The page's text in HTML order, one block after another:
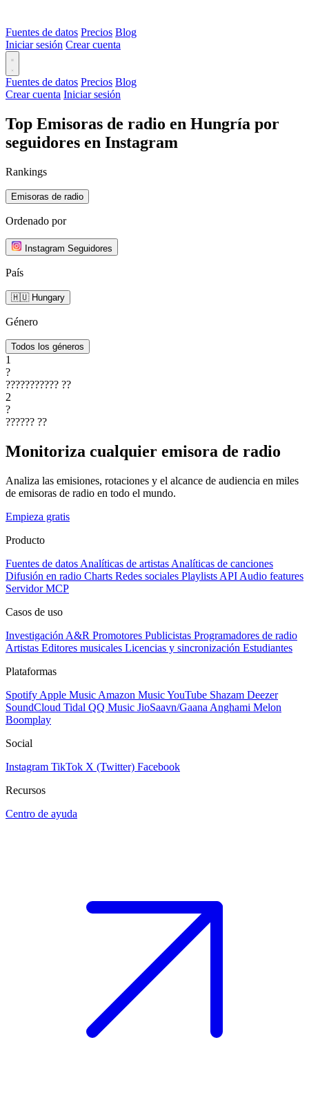
Fuentes de datos Precios Blog
Iniciar sesión Crear cuenta
Fuentes de datos Precios Blog
Crear cuenta Iniciar sesión
Top Emisoras de radio en Hungría por
seguidores en Instagram
Rankings
Emisoras de radio
Ordenado por
Instagram Seguidores
País
🇭🇺 Hungary
Género
Todos los géneros
1
?
??????????? ??
2
?
?????? ??
Monitoriza cualquier emisora de radio
Analiza las emisiones, rotaciones y el alcance de audiencia en miles
de emisoras de radio en todo el mundo.
Empieza gratis
Producto
Fuentes de datos Analíticas de artistas Analíticas de canciones
Difusión en radio Charts Redes sociales Playlists API Audio features
Servidor MCP
Casos de uso
Investigación A&R Promotores Publicistas Programadores de radio
Artistas Editores musicales Licencias y sincronización Estudiantes
Plataformas
Spotify Apple Music Amazon MusicYouTube Shazam Deezer
SoundCloud Tidal QQ Music JioSaavn/Gaana Anghami Melon
Boomplay
Social
Instagram TikTok X (Twitter) Facebook
Recursos
Centro de ayuda